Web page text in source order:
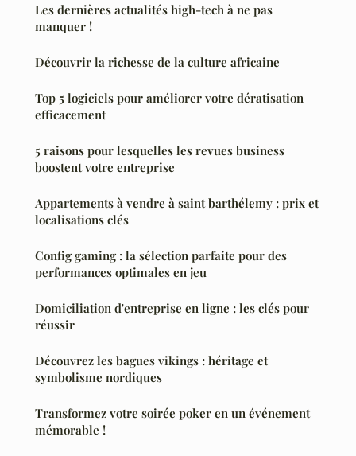
Les dernières actualités high-tech à ne pas
manquer !
Découvrir la richesse de la culture africaine
Top 5 logiciels pour améliorer votre dératisation
efficacement
5 raisons pour lesquelles les revues business
boostent votre entreprise
Appartements à vendre à saint barthélemy : prix et
localisations clés
Config gaming : la sélection parfaite pour des
performances optimales en jeu
Domiciliation d'entreprise en ligne : les clés pour
réussir
Découvrez les bagues vikings : héritage et
symbolisme nordiques
Transformez votre soirée poker en un événement
mémorable !